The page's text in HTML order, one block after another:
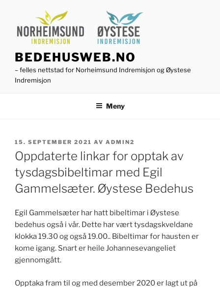
innhold
BEDEHUSWEB.NO
– felles nettstad for Norheimsund Indremisjon og Øystese
Indremisjon
Meny
PUBLISERT
15. SEPTEMBER 2021 AV ADMIN2
Oppdaterte linkar for opptak av
tysdagsbibeltimar med Egil
Gammelsæter. Øystese Bedehus
Egil Gammelsæter har hatt bibeltimar i Øystese
bedehus også i vår. Dette har vært tysdagskveldane
klokka 19.30 og også 19.00.. Bibeltimar for hausten er
kome igang. Snart er heile Johannesevangeliet
gjennomgått.
Opptaka fram til og med desember 2020 er lagt ut på